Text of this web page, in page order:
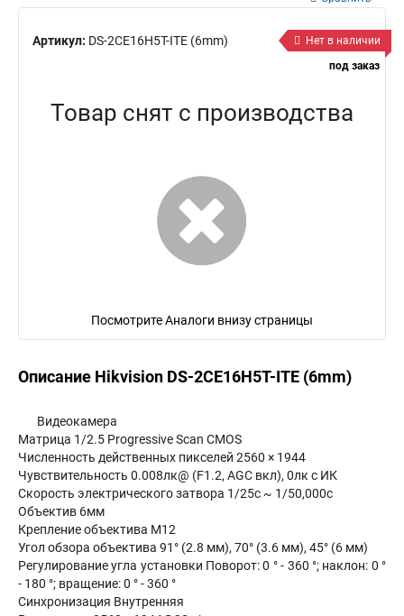
Артикул: DS-2CE16H5T-ITE (6mm)
Нет в наличии
под заказ
Товар снят с производства
Посмотрите Аналоги внизу страницы
Описание Hikvision DS-2CE16H5T-ITE (6mm)
Видеокамера
Матрица 1/2.5 Progressive Scan CMOS
Численность действенных пикселей 2560 × 1944
Чувствительность 0.008лк@ (F1.2, AGC вкл), 0лк с ИК
Скорость электрического затвора 1/25с ~ 1/50,000с
Объектив 6мм
Крепление объектива М12
Угол обзора объектива 91° (2.8 мм), 70° (3.6 мм), 45° (6 мм)
Регулирование угла установки Поворот: 0 ° - 360 °; наклон: 0 °
- 180 °; вращение: 0 ° - 360 °
Синхронизация Внутренняя